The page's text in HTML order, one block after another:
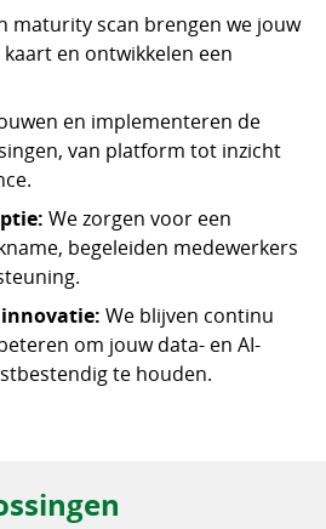
maturity scan brengen we jouw
en ontwikkelen een
en implementeren de
van platform tot inzicht
We zorgen voor een
begeleiden medewerkers
We blijven continu
om jouw data- en AI-
te houden.